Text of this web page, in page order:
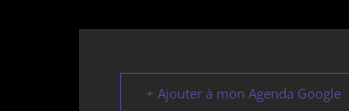
+ Ajouter à mon Agenda Google